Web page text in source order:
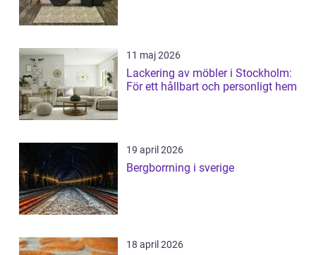
11 maj 2026
Lackering av möbler i Stockholm:
För ett hållbart och personligt hem
19 april 2026
Bergborrning i sverige
18 april 2026